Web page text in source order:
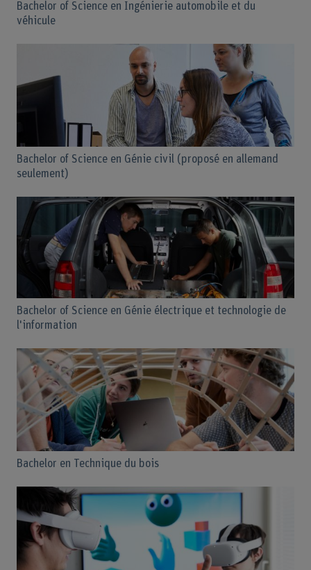
Bachelor of Science en Ingénierie automobile et du
véhicule
Bachelor of Science en Génie civil (proposé en allemand
seulement)
Bachelor of Science en Génie électrique et technologie de
l'information
Bachelor en Technique du bois